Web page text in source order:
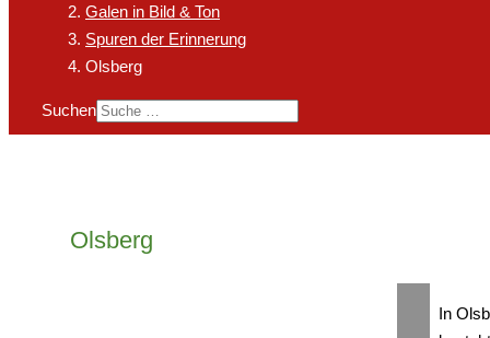
Galen in Bild & Ton
Spuren der Erinnerung
Olsberg
Suchen
Olsberg
In